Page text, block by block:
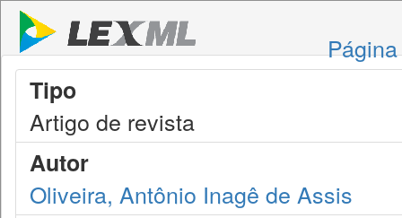
Tipo
Artigo de revista
Autor
Oliveira, Antônio Inagê de Assis